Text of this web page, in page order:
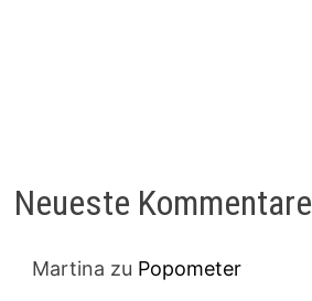
Neueste Kommentare
Martina zu Popometer